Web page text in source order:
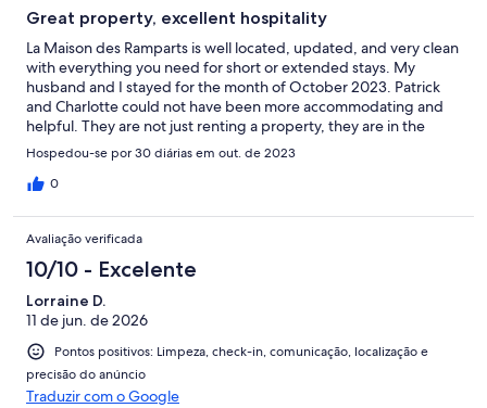
Great property, excellent hospitality
La Maison des Ramparts is well located, updated, and very clean
with everything you need for short or extended stays. My
husband and I stayed for the month of October 2023. Patrick
and Charlotte could not have been more accommodating and
helpful. They are not just renting a property, they are in the
hospitality industry and know how to treat their guests. From
the moment we contacted them to ask about renting for a
month they had suggestions about the best place to rent a car,
what restaurants are open on Sunday. No question we asked
was too trivial. We had never rented a home in France for a
month and we were so happy we found this home and these
hosts. It gave us the experience we were hoping for and more.
You should stay here. One point to note, the property is three
stories with narrow stairs. If you are challenged by stairs, this
may not be the place for you. Otherwise it is well-equipped for
coffee, tea, laundry, watching TV, WiFi and a lovely courtyard
with a grill (which we used several times).We had the best time.
Hospedou-se por 30 diárias em out. de 2023
0
Avaliação verificada
10/10 - Excelente
Lorraine D.
11 de jun. de 2026
Pontos positivos: Limpeza, check-in, comunicação, localização e
precisão do anúncio
Traduzir com o Google